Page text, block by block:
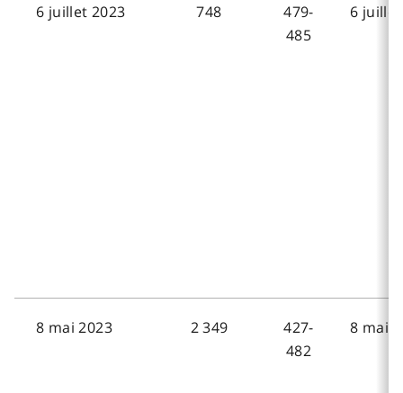
6 juillet 2023 748
479-
485
6
8 mai 2023 2 349
427-
482
8 mai